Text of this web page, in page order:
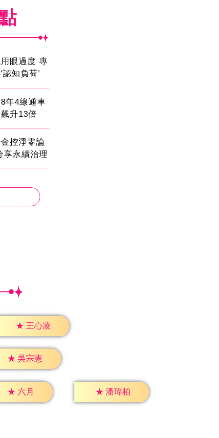
眼過度 專
認知負荷'
年4線通車
升13倍
控淨零論
享永續治理
★ 王心凌
★ 吳宗憲
★ 六月 ★ 潘瑋柏